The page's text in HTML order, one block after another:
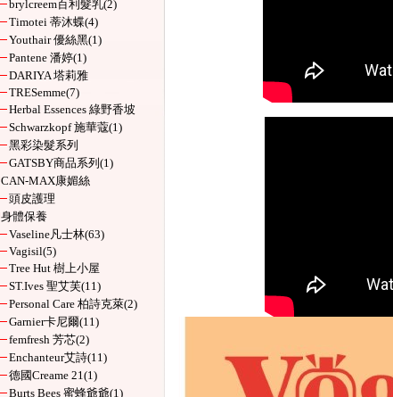
brylcreem百利髮乳(2)
Timotei 蒂沐蝶(4)
Youthair 優絲黑(1)
Pantene 潘婷(1)
DARIYA 塔莉雅
TRESemme(7)
Herbal Essences 綠野香坡
Schwarzkopf 施華蔻(1)
黑彩染髮系列
GATSBY商品系列 (1)
CAN-MAX康媚絲
頭皮護理
身體保養
Vaseline凡士林(63)
Vagisil(5)
Tree Hut 樹上小屋
ST.Ives 聖艾芙(11)
Personal Care 柏詩克萊(2)
Garnier卡尼爾(11)
femfresh 芳芯(2)
Enchanteur艾詩(11)
德國Creame 21(1)
Burts Bees 蜜蜂爺爺(1)